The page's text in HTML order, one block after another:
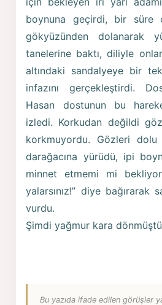
boynuna geçirdi, bir süre
gökyüzünden dolanarak
tanelerine baktı, diliyle
altındaki sandalyeye bir
infazını gerçekleştirdi.
Hasan dostunun bu
izledi. Korkudan değildi
korkmuyordu. Gözleri
darağacına yürüdü, ipi
minnet etmemi mi
yalarsınız!” diye bağırarak
vurdu.
Şimdi yağmur kara
Bu yazıda ifade edilen görüşler